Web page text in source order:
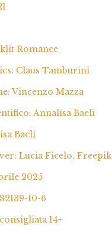
Romance
Claus Tamburini
Vincenzo Mazza
Annalisa Baeli
Baeli
Lucia Ficelo, Freepik
2025
10-6
14+